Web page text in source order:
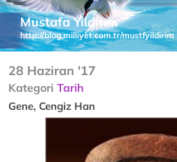
Mustafa Yıldırım
http://blog.milliyet.com.tr/mustfyildirim
28 Haziran '17
Kategori Tarih
Gene, Cengiz Han